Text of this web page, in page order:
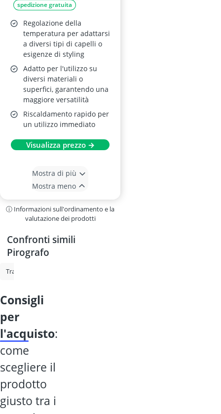
spedizione gratuita
Regolazione della
temperatura per adattarsi
a diversi tipi di capelli o
esigenze di styling
Adatto per l'utilizzo su
diversi materiali o
superfici, garantendo una
maggiore versatilità
Riscaldamento rapido per
un utilizzo immediato
Visualizza prezzo →
Mostra di più
Mostra meno
ⓘ Informazioni sull'ordinamento e la
valutazione dei prodotti
Confronti simili
Pirografo
Trapano a colonna da banco
consigli
per
l'acquisto:
come
scegliere il
prodotto
giusto tra i